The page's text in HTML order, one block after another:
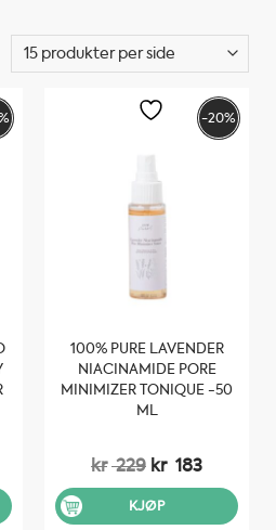
-20%
100% PURE LAVENDER
NIACINAMIDE PORE
MINIMIZER TONIQUE -50
ML
kr229 Opprinnelig
var:
kr 229.
kr 183
kr 183.
KJØP